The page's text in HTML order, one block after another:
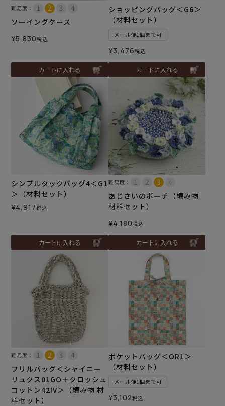
難易度：
ソーイングケース
¥5,830税込
カートに入れる
ショッピングバッグ＜G6＞
（材料セット）
メール便1個まで可
¥3,476税込
カートに入れる
シンプルタックバッグ4＜G1
＞（材料セット）
¥4,917税込
カートに入れる
難易度：
あじさいのポーチ（編み物
材料セット）
¥4,180税込
カートに入れる
難易度：
フリルバッグ＜シャイニー
リュクス01GO＋クロッシュ
コットン42IV＞（編み物 材
料セット）
ポケットバッグ＜OR1＞
（材料セット）
メール便1個まで可
¥3,102税込